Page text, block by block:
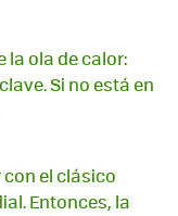
la ola de calor:
Si no está en
con el clásico
Entonces, la